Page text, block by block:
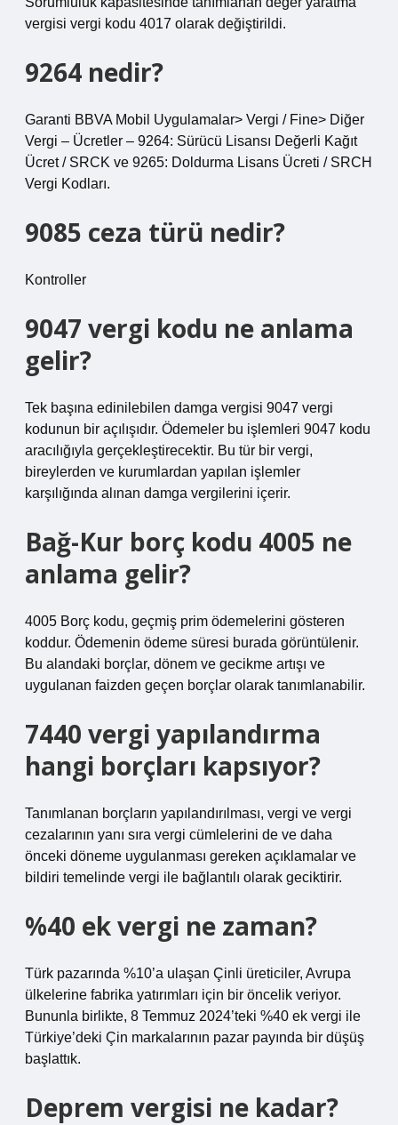
vergisi vergi kodu 4017 olarak değiştirildi.
9264 nedir?
Garanti BBVA Mobil Uygulamalar> Vergi / Fine> Diğer
Vergi – Ücretler – 9264: Sürücü Lisansı Değerli Kağıt
Ücret / SRCK ve 9265: Doldurma Lisans Ücreti / SRCH
Vergi Kodları.
9085 ceza türü nedir?
Kontroller
9047 vergi kodu ne anlama
gelir?
Tek başına edinilebilen damga vergisi 9047 vergi
kodunun bir açılışıdır. Ödemeler bu işlemleri 9047 kodu
aracılığıyla gerçekleştirecektir. Bu tür bir vergi,
bireylerden ve kurumlardan yapılan işlemler
karşılığında alınan damga vergilerini içerir.
Bağ-Kur borç kodu 4005 ne
anlama gelir?
4005 Borç kodu, geçmiş prim ödemelerini gösteren
koddur. Ödemenin ödeme süresi burada görüntülenir.
Bu alandaki borçlar, dönem ve gecikme artışı ve
uygulanan faizden geçen borçlar olarak tanımlanabilir.
7440 vergi yapılandırma
hangi borçları kapsıyor?
Tanımlanan borçların yapılandırılması, vergi ve vergi
cezalarının yanı sıra vergi cümlelerini de ve daha
önceki döneme uygulanması gereken açıklamalar ve
bildiri temelinde vergi ile bağlantılı olarak geciktirir.
%40 ek vergi ne zaman?
Türk pazarında %10’a ulaşan Çinli üreticiler, Avrupa
ülkelerine fabrika yatırımları için bir öncelik veriyor.
Bununla birlikte, 8 Temmuz 2024’teki %40 ek vergi ile
Türkiye’deki Çin markalarının pazar payında bir düşüş
başlattık.
Deprem vergisi ne kadar?